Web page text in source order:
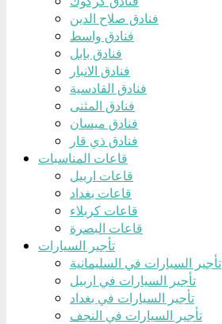
فنادق صلاح الدين
فنادق واسط
فنادق بابل
فنادق الانبار
فنادق القادسية
فنادق المثنى
فنادق ميسان
فنادق ذي قار
قاعات المناسبات
قاعات اربيل
قاعات بغداد
قاعات كربلاء
قاعات البصرة
تأجير السيارات
تأجير السيارات في السليمانية
تأجير السيارات في اربيل
تأجير السيارات في بغداد
تأجير السيارات في النجف